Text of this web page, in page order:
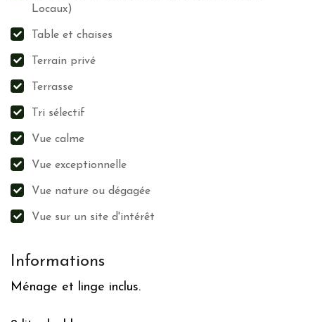
Locaux)
Table et chaises
Terrain privé
Terrasse
Tri sélectif
Vue calme
Vue exceptionnelle
Vue nature ou dégagée
Vue sur un site d'intérêt
Informations
Ménage et linge inclus.